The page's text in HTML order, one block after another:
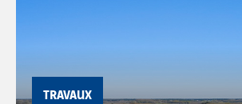
TRAVAUX